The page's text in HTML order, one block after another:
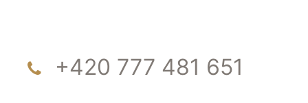
+420 777 481 651